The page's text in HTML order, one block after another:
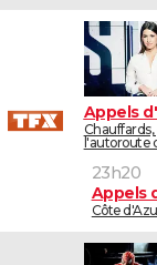
Appels
l'autoroute
23h20
Appels
Côte